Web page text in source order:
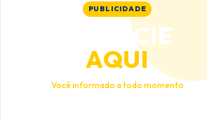
PUBLICIDADE
ANUNCIE
AQUI
Você informado a todo momento